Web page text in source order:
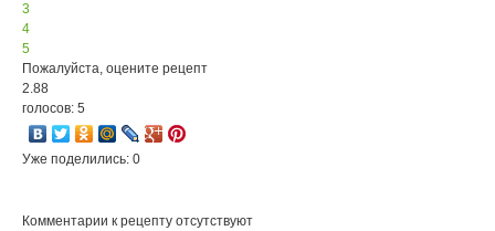
3
4
5
Пожалуйста, оцените рецепт
2.88
голосов: 5
Уже поделились: 0
Комментарии к рецепту отсутствуют